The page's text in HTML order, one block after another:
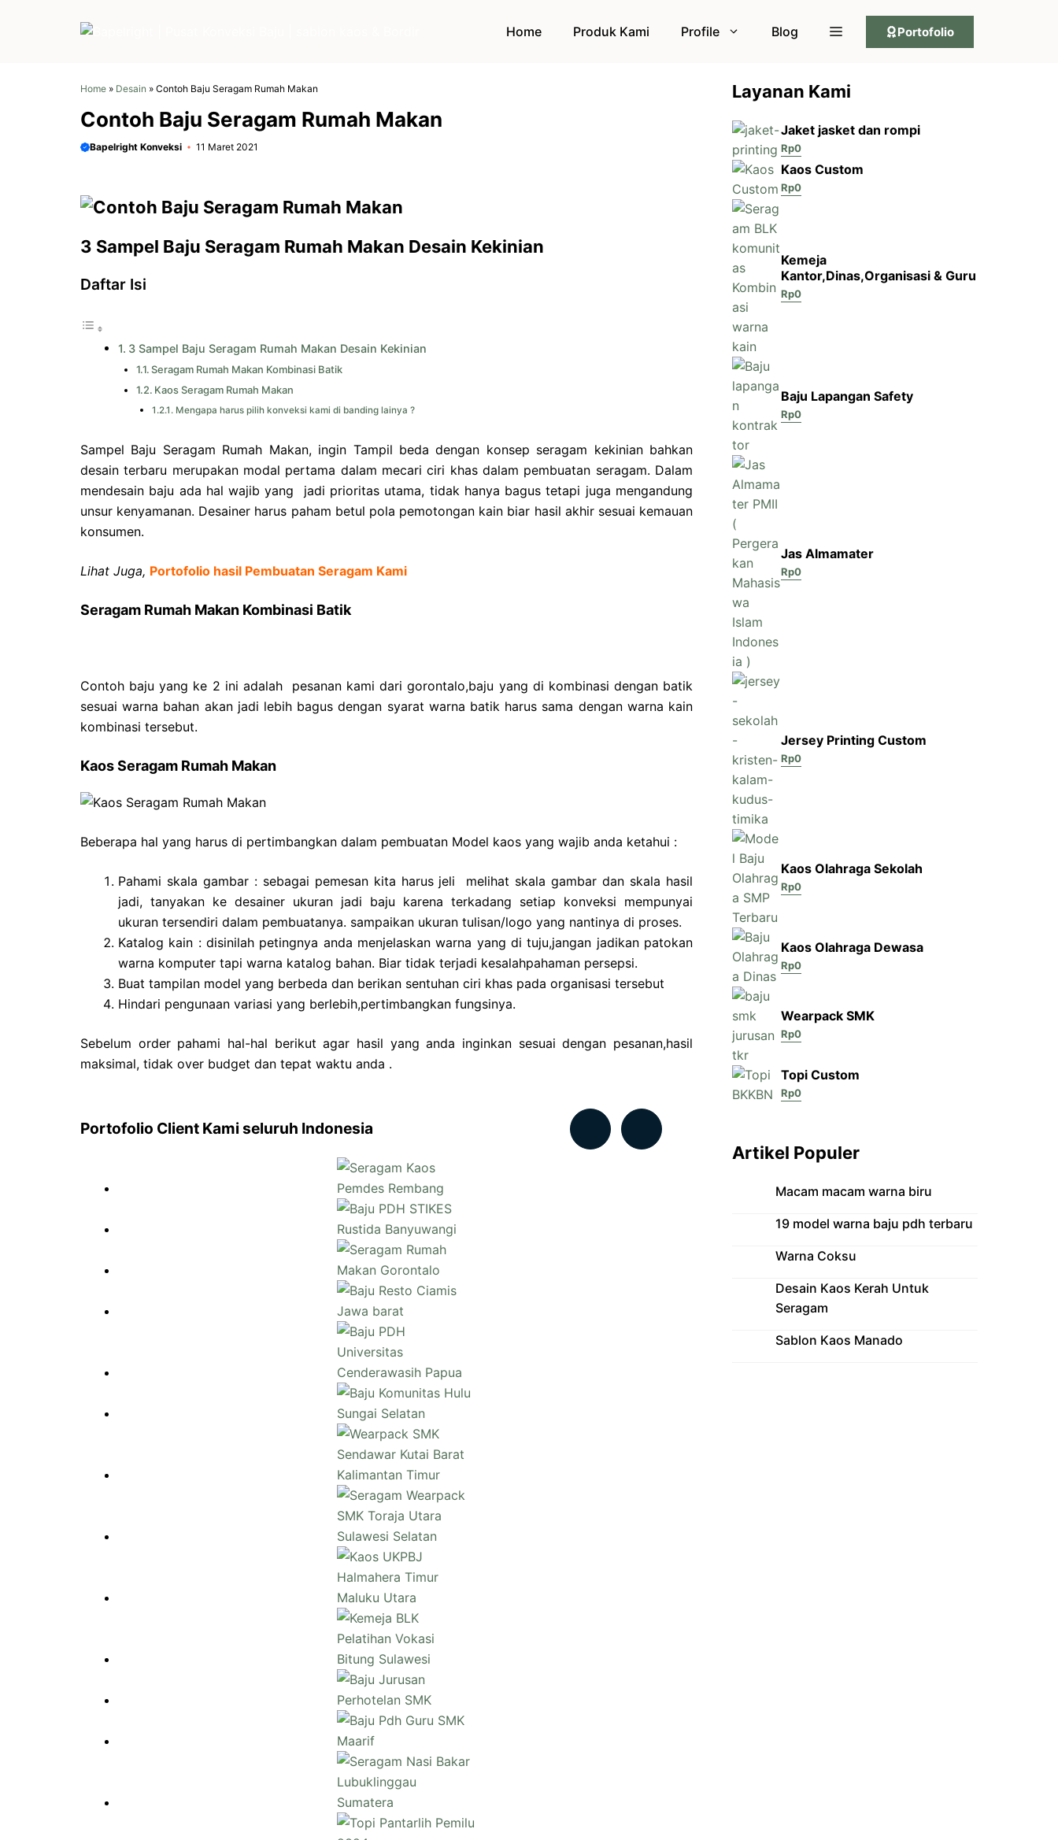
Home Produk Kami Profile Blog Portofolio
Home » Desain » Contoh Baju Seragam Rumah Makan
Contoh Baju Seragam Rumah Makan
Bapelright Konveksi 11 Maret 2021
3 Sampel Baju Seragam Rumah Makan Desain Kekinian
Daftar Isi
3 Sampel Baju Seragam Rumah Makan Desain Kekinian
Seragam Rumah Makan Kombinasi Batik
Kaos Seragam Rumah Makan
Mengapa harus pilih konveksi kami di banding lainya ?
Sampel Baju Seragam Rumah Makan, ingin Tampil beda dengan konsep seragam kekinian bahkan
desain terbaru merupakan modal pertama dalam mecari ciri khas dalam pembuatan seragam. Dalam
mendesain baju ada hal wajib yang jadi prioritas utama, tidak hanya bagus tetapi juga mengandung
unsur kenyamanan. Desainer harus paham betul pola pemotongan kain biar hasil akhir sesuai kemauan
konsumen.
Lihat Juga, Portofolio hasil Pembuatan Seragam Kami
Seragam Rumah Makan Kombinasi Batik
Contoh baju yang ke 2 ini adalah pesanan kami dari gorontalo,baju yang di kombinasi dengan batik
sesuai warna bahan akan jadi lebih bagus dengan syarat warna batik harus sama dengan warna kain
kombinasi tersebut.
Kaos Seragam Rumah Makan
Beberapa hal yang harus di pertimbangkan dalam pembuatan Model kaos yang wajib anda ketahui :
Pahami skala gambar : sebagai pemesan kita harus jeli melihat skala gambar dan skala hasil
jadi, tanyakan ke desainer ukuran jadi baju karena terkadang setiap konveksi mempunyai
ukuran tersendiri dalam pembuatanya. sampaikan ukuran tulisan/logo yang nantinya di proses.
Katalog kain : disinilah petingnya anda menjelaskan warna yang di tuju,jangan jadikan patokan
warna komputer tapi warna katalog bahan. Biar tidak terjadi kesalahpahaman persepsi.
Buat tampilan model yang berbeda dan berikan sentuhan ciri khas pada organisasi tersebut
Hindari pengunaan variasi yang berlebih,pertimbangkan fungsinya.
Sebelum order pahami hal-hal berikut agar hasil yang anda inginkan sesuai dengan pesanan,hasil
maksimal, tidak over budget dan tepat waktu anda .
Portofolio Client Kami seluruh Indonesia
Layanan Kami
Jaket jasket dan rompi
Rp0
Kaos Custom
Rp0
Kemeja
Kantor,Dinas,Organisasi & Guru
Rp0
Baju Lapangan Safety
Rp0
Jas Almamater
Rp0
Jersey Printing Custom
Rp0
Kaos Olahraga Sekolah
Rp0
Kaos Olahraga Dewasa
Rp0
Wearpack SMK
Rp0
Topi Custom
Rp0
Artikel Populer
Macam macam warna biru
19 model warna baju pdh terbaru
Warna Coksu
Desain Kaos Kerah Untuk
Seragam
Sablon Kaos Manado